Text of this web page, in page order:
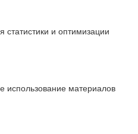
и оптимизации
материалов